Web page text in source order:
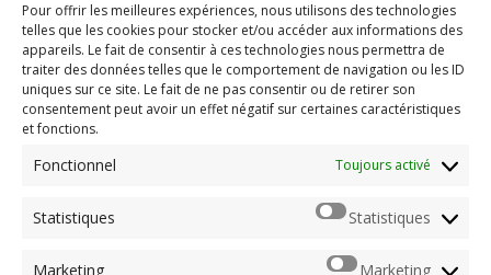
Pour offrir les meilleures expériences, nous utilisons des technologies
telles que les cookies pour stocker et/ou accéder aux informations des
appareils. Le fait de consentir à ces technologies nous permettra de
traiter des données telles que le comportement de navigation ou les ID
uniques sur ce site. Le fait de ne pas consentir ou de retirer son
consentement peut avoir un effet négatif sur certaines caractéristiques
et fonctions.
Fonctionnel Toujours activé
Statistiques Statistiques
Marketing Marketing
Worms Battlegrounds – guide des trophées
Imerod.fr est un site traitant de l'univers du jeu vidéo. Toute
reproduction partielle ou complète sans autorisation préalable
Mentions légales